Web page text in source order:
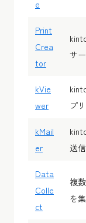
e
Print
Crea
tor
サ
kVie
wer
プ
kMail
er
送
Data
Colle
ct
複
を